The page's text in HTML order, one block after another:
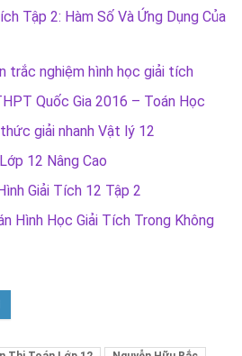
Tập 2: Hàm Số Và Ứng Dụng Của
trắc nghiệm hình học giải tích
Quốc Gia 2016 – Toán Học
giải nhanh Vật lý 12
12 Nâng Cao
Giải Tích 12 Tập 2
Hình Học Giải Tích Trong Không